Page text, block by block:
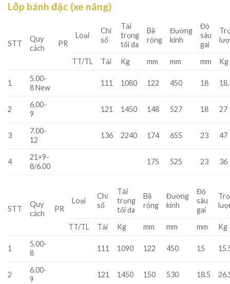
Lốp bánh đặc (xe nâng)
STT
Quy
cách
PR
Loại
Chỉ
số
Tải
trọng
tối đa
Bề
rộng
Đường
kính
Độ
sâu
gai
TT/TL Tải Kg mm mm mm Kg
1
5.00-
8 New
111 1080 122 450 18
2
6.00-
9
121 1450 148 527 18 27
3
7.00-
12
136 2240 174 655 23 47
4
21×9-
8/6.00
175 525 23 36
STT
Quy
cách
PR
Loại
Chỉ
số
Tải
trọng
tối đa
Bề
rộng
Đường
kính
Độ
sâu
gai
TT/TL Tải Kg mm mm mm Kg
1
5.00-
8
111 1090 122 450 15
2
6.00-
9
121 1450 150 530 18.5